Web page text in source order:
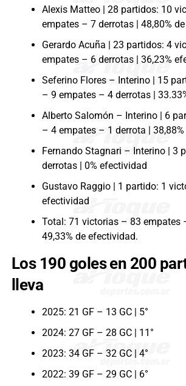
Alexis Matteo | 28 partidos: 10
empates – 7 derrotas | 48,80%
Gerardo Acuña | 23 partidos: 4
empates – 6 derrotas | 36,23%
Seferino Flores – Interino | 15
– 9 empates – 4 derrotas |
Alberto Salomón – Interino | 6
– 4 empates – 1 derrota |
Fernando Stagnari – Interino | 3
derrotas | 0% efectividad
Gustavo Raggio | 1 partido: 1
efectividad
Total: 71 victorias – 83 empates
49,33% de efectividad.
Los 190 goles en 200
lleva
2025: 21 GF – 13 GC | 5°
2024: 27 GF – 28 GC | 11°
2023: 34 GF – 32 GC | 4°
2022: 39 GF – 29 GC | 6°